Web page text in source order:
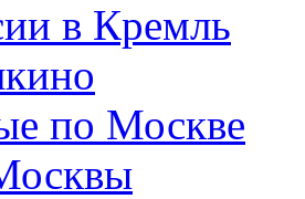
в Кремль
по Москве